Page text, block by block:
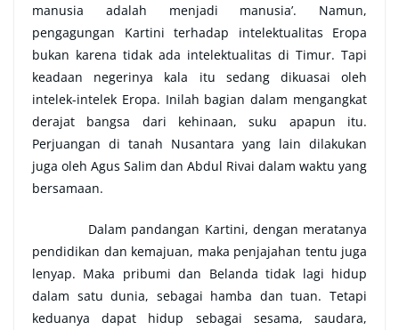
manusia adalah menjadi manusia’. Namun,
pengagungan Kartini terhadap intelektualitas Eropa
bukan karena tidak ada intelektualitas di Timur. Tapi
keadaan negerinya kala itu sedang dikuasai oleh
intelek-intelek Eropa. Inilah bagian dalam mengangkat
derajat bangsa dari kehinaan, suku apapun itu.
Perjuangan di tanah Nusantara yang lain dilakukan
juga oleh Agus Salim dan Abdul Rivai dalam waktu yang
bersamaan.
Dalam pandangan Kartini, dengan meratanya
pendidikan dan kemajuan, maka penjajahan tentu juga
lenyap. Maka pribumi dan Belanda tidak lagi hidup
dalam satu dunia, sebagai hamba dan tuan. Tetapi
keduanya dapat hidup sebagai sesama, saudara,